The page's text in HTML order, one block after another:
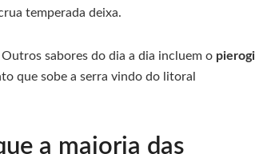
temperada deixa.
sabores do dia a dia incluem o pierogi
que sobe a serra vindo do litoral
a maioria das